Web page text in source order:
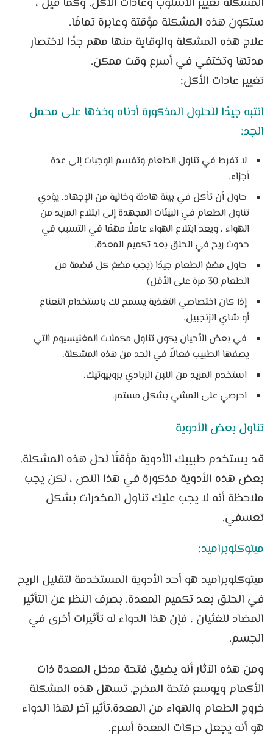
ستكون هذه المشكلة مؤقتة وعابرة تمامًا.
علاج هذه المشكلة والوقاية منها مهم جدًا لاختصار
مدتها وتختفي في أسرع وقت ممكن.
تغيير عادات الأكل:
انتبه جيدًا للحلول المذكورة أدناه وخذها على محمل
الجد:
لا تفرط في تناول الطعام وتقسم الوجبات إلى عدة
أجزاء.
حاول أن تأكل في بيئة هادئة وخالية من الإجهاد. يؤدي
تناول الطعام في البيئات المجهدة إلى ابتلاع المزيد من
الهواء ، ويعد ابتلاع الهواء عاملاً مهمًا في التسبب في
حدوث ريح في الحلق بعد تكميم المعدة.
حاول مضغ الطعام جيدًا (يجب مضغ كل قضمة من
الطعام 30 مرة على الأقل)
إذا كان اختصاصي التغذية يسمح لك باستخدام النعناع
أو شاي الزنجبيل.
في بعض الأحيان يكون تناول مكملات المغنيسيوم التي
يصفها الطبيب فعالاً في الحد من هذه المشكلة.
استخدم المزيد من اللبن الزبادي بروبيوتيك.
احرصي على المشي بشكل مستمر.
تناول بعض الأدوية
قد يستخدم طبيبك الأدوية مؤقتًا لحل هذه المشكلة.
بعض هذه الأدوية مذكورة في هذا النص ، لكن يجب
ملاحظة أنه لا يجب عليك تناول المخدرات بشكل
تعسفي.
ميتوكلوبراميد:
ميتوكلوبراميد هو أحد الأدوية المستخدمة لتقليل الريح
في الحلق بعد تكميم المعدة. بصرف النظر عن التأثير
المضاد للغثيان ، فإن هذا الدواء له تأثيرات أخرى في
الجسم.
ومن هذه الآثار أنه يضيق فتحة مدخل المعدة ذات
الأكمام ويوسع فتحة المخرج. تسهل هذه المشكلة
خروج الطعام والهواء من المعدة.تأثير آخر لهذا الدواء
هو أنه يجعل حركات المعدة أسرع.